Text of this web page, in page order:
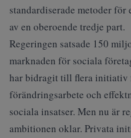
standardiserade metoder
av en oberoende tredje part.
Regeringen satsade 150
marknaden för sociala
har bidragit till flera initiativ
förändringsarbete och
sociala insatser. Men nu är
ambitionen oklar. Privata